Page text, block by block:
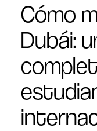
Cómo
Dubái: